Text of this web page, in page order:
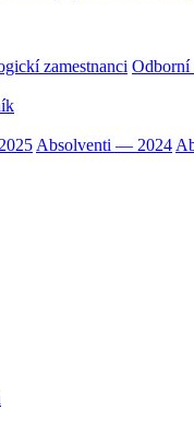
zamestnanci Odborní
Absolventi — 2024